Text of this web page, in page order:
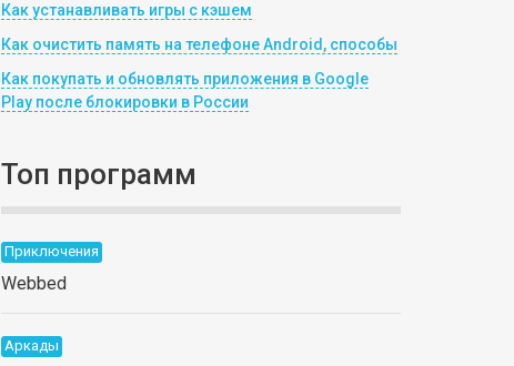
Как устанавливать игры с кэшем
Как очистить память на телефоне Android, способы
Как покупать и обновлять приложения в Google
Play после блокировки в России
Топ программ
Приключения
Webbed
Аркады